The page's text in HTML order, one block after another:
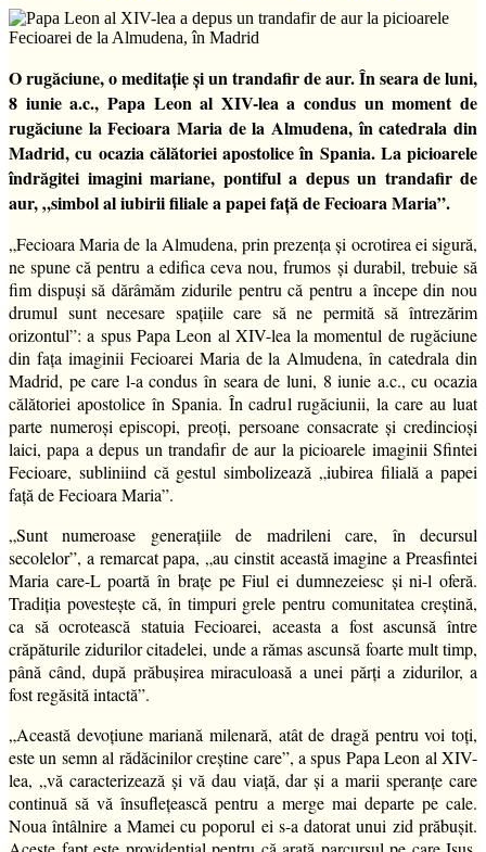
O rugăciune, o meditație și un trandafir de aur. În seara de luni,
8 iunie a.c., Papa Leon al XIV-lea a condus un moment de
rugăciune la Fecioara Maria de la Almudena, în catedrala din
Madrid, cu ocazia călătoriei apostolice în Spania. La picioarele
îndrăgitei imagini mariane, pontiful a depus un trandafir de
aur, „simbol al iubirii filiale a papei față de Fecioara Maria”.
„Fecioara Maria de la Almudena, prin prezența și ocrotirea ei sigură,
ne spune că pentru a edifica ceva nou, frumos și durabil, trebuie să
fim dispuși să dărâmăm zidurile pentru că pentru a începe din nou
drumul sunt necesare spațiile care să ne permită să întrezărim
orizontul”: a spus Papa Leon al XIV-lea la momentul de rugăciune
din fața imaginii Fecioarei Maria de la Almudena, în catedrala din
Madrid, pe care l-a condus în seara de luni, 8 iunie a.c., cu ocazia
călătoriei apostolice în Spania. În cadrul rugăciunii, la care au luat
parte numeroși episcopi, preoți, persoane consacrate și credincioși
laici, papa a depus un trandafir de aur la picioarele imaginii Sfintei
Fecioare, subliniind că gestul simbolizează „iubirea filială a papei
față de Fecioara Maria”.
„Sunt numeroase generațiile de madrileni care, în decursul
secolelor”, a remarcat papa, „au cinstit această imagine a Preasfintei
Maria care-L poartă în brațe pe Fiul ei dumnezeiesc și ni-l oferă.
Tradiția povestește că, în timpuri grele pentru comunitatea creștină,
ca să ocrotească statuia Fecioarei, aceasta a fost ascunsă între
crăpăturile zidurilor citadelei, unde a rămas ascunsă foarte mult timp,
până când, după prăbușirea miraculoasă a unei părți a zidurilor, a
fost regăsită intactă”.
„Această devoțiune mariană milenară, atât de dragă pentru voi toți,
este un semn al rădăcinilor creștine care”, a spus Papa Leon al XIV-
lea, „vă caracterizează și vă dau viață, dar și a marii speranțe care
continuă să vă însuflețească pentru a merge mai departe pe cale.
Noua întâlnire a Mamei cu poporul ei s-a datorat unui zid prăbușit.